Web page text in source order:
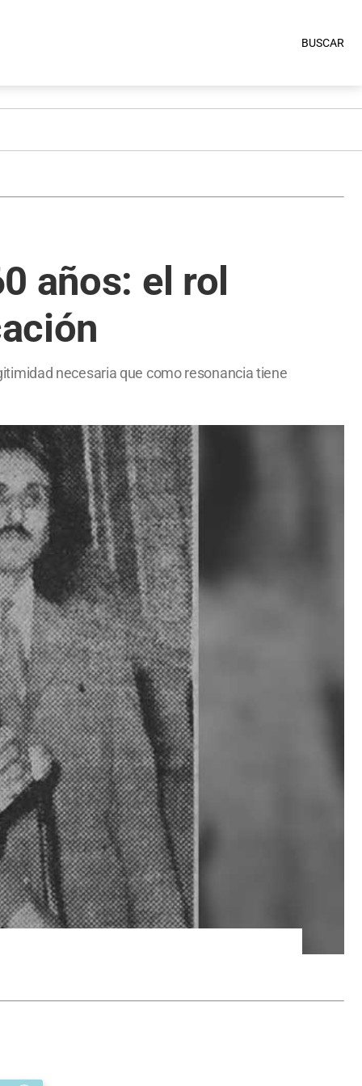
BUSCAR
años: el rol
necesaria que como resonancia tiene